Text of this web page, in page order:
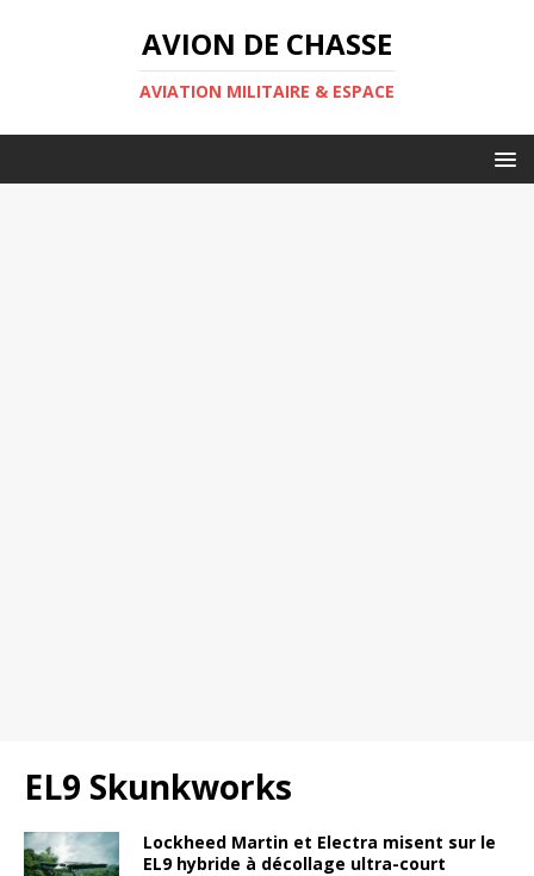
AVION DE CHASSE
AVIATION MILITAIRE & ESPACE
EL9 Skunkworks
Lockheed Martin et Electra misent sur le
EL9 hybride à décollage ultra-court